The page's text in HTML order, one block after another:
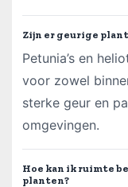
Zijn er geurige
Petunia’s en
voor zowel
sterke geur en
omgevingen.
Hoe kan ik ruimte
planten?